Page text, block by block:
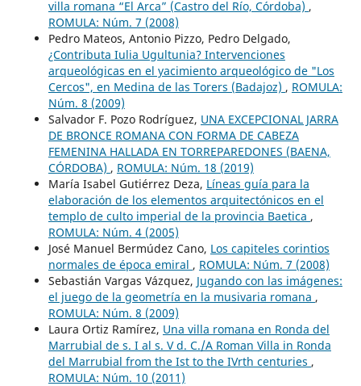
villa romana “El Arca” (Castro del Río, Córdoba) ,
ROMULA: Núm. 7 (2008)
Pedro Mateos, Antonio Pizzo, Pedro Delgado,
¿Contributa Iulia Ugultunia? Intervenciones
arqueológicas en el yacimiento arqueológico de "Los
Cercos", en Medina de las Torers (Badajoz) , ROMULA:
Núm. 8 (2009)
Salvador F. Pozo Rodríguez, UNA EXCEPCIONAL JARRA
DE BRONCE ROMANA CON FORMA DE CABEZA
FEMENINA HALLADA EN TORREPAREDONES (BAENA,
CÓRDOBA) , ROMULA: Núm. 18 (2019)
María Isabel Gutiérrez Deza, Líneas guía para la
elaboración de los elementos arquitectónicos en el
templo de culto imperial de la provincia Baetica ,
ROMULA: Núm. 4 (2005)
José Manuel Bermúdez Cano, Los capiteles corintios
normales de época emiral , ROMULA: Núm. 7 (2008)
Sebastián Vargas Vázquez, Jugando con las imágenes:
el juego de la geometría en la musivaria romana ,
ROMULA: Núm. 8 (2009)
Laura Ortiz Ramírez, Una villa romana en Ronda del
Marrubial de s. I al s. V d. C./A Roman Villa in Ronda
del Marrubial from the Ist to the IVrth centuries ,
ROMULA: Núm. 10 (2011)